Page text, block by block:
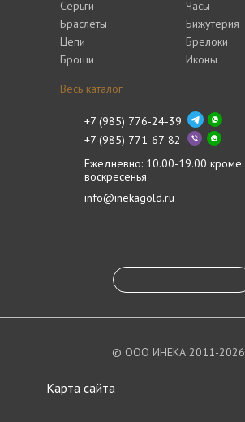
Серьги
Браслеты
Цепи
Броши
Часы
Бижутерия
Брелоки
Иконы
Весь каталог
+7 (985) 776-24-39
+7 (985) 771-67-82
Ежедневно: 10.00-19.00 кроме
воскресенья
info@inekagold.ru
© ООО ИНЕКА 2011-2026
Карта сайта